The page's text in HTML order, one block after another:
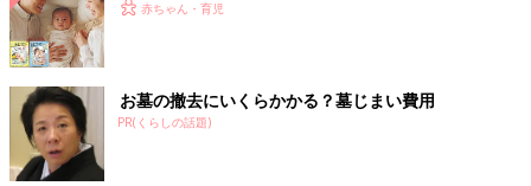
赤ちゃん・育児
お墓の撤去にいくらかかる？墓じまい費用
PR(くらしの話題)